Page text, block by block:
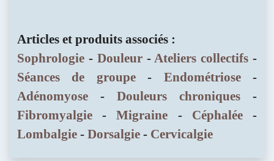
Articles et produits associés :
Sophrologie - Douleur- Ateliers collectifs -
Séances de groupe- Endométriose-
Adénomyose - Douleurs chroniques -
Fibromyalgie -Migraine - Céphalée-
Lombalgie - Dorsalgie - Cervicalgie